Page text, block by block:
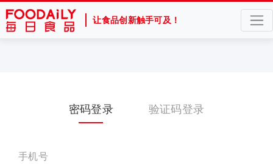
让食品创新触手可及！
密码登录 验证码登录
手机号